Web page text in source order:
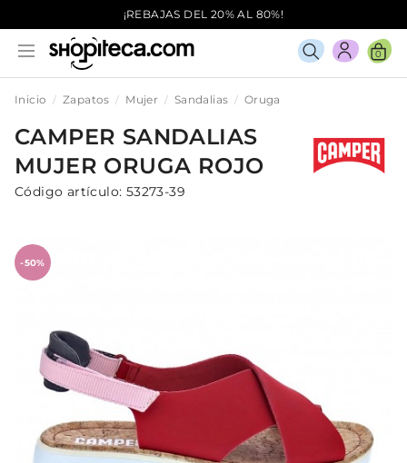
¡REBAJAS DEL 20% AL 80%!
0
Inicio Zapatos Mujer Sandalias Oruga
CAMPER SANDALIAS
MUJER ORUGA ROJO
Código artículo: 53273-39
-50%